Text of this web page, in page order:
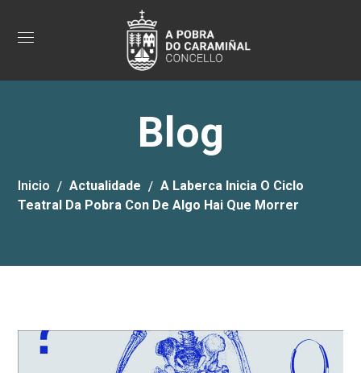
Blog
Inicio Actualidade
A Laberca Inicia O Ciclo
Teatral Da Pobra Con De Algo Hai Que Morrer